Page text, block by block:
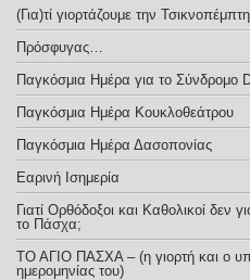
(Για)τί γιορτάζουμε την
Πρόσφυγας…
Παγκόσμια Ημέρα για το Σύνδρομο
Παγκόσμια Ημέρα Κουκλοθεάτρου
Παγκόσμια Ημέρα Δασοπονίας
Εαρινή Ισημερία
Γιατί Ορθόδοξοι και Καθολικοί δεν
το Πάσχα;
ΤΟ ΑΓΙΟ ΠΑΣΧΑ – (η γιορτή και ο
ημερομηνίας του)